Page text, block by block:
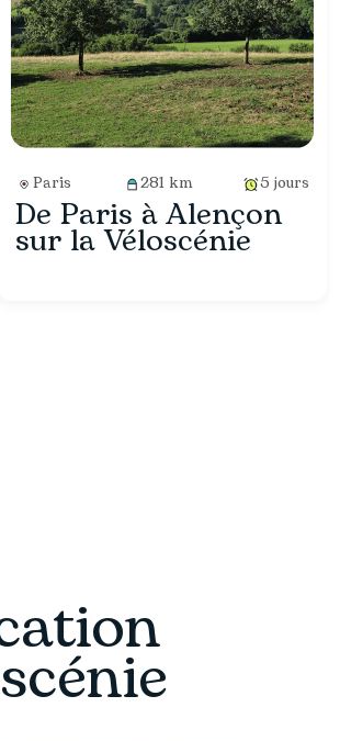
Paris 281 km 5 jours
De Paris à Alençon
sur la Véloscénie